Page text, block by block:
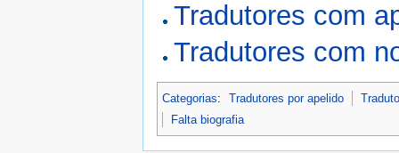
Tradutores com
Tradutores com
Categorias: Tradutores por apelido
Falta biografia